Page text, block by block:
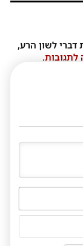
דברי לשון הרע,
לתגובות.